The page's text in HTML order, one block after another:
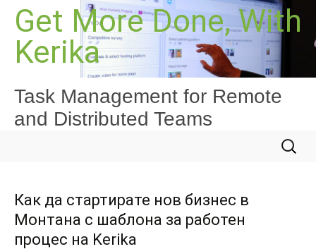
Към
съдържанието
Get More Done, With
Kerika
Task Management for Remote
and Distributed Teams
за:
Как да стартирате нов бизнес в
Монтана с шаблона за работен
процес на Kerika